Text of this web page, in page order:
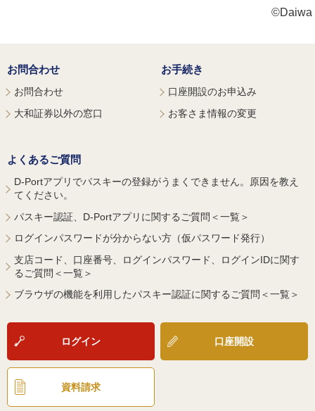
©Daiwa
お問合わせ
お問合わせ
大和証券以外の窓口
お手続き
口座開設のお申込み
お客さま情報の変更
よくあるご質問
D-Portアプリでパスキーの登録がうまくできません。原因を教え
てください。
パスキー認証、D-Portアプリに関するご質問＜一覧＞
ログインパスワードが分からない方（仮パスワード発行）
支店コード、口座番号、ログインパスワード、ログインIDに関す
るご質問＜一覧＞
ブラウザの機能を利用したパスキー認証に関するご質問＜一覧＞
ログイン 口座開設
資料請求